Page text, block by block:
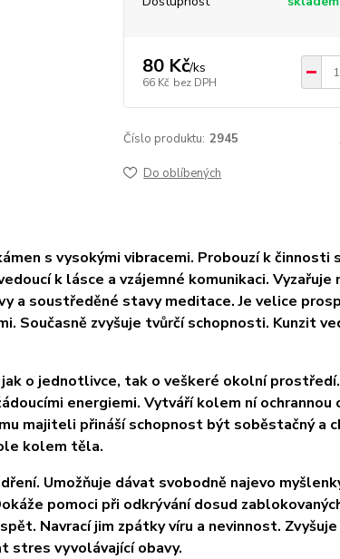
80 Kč/ks
66 Kč bez DPH
Číslo produktu: 2945
Do oblíbených
s vysokými vibracemi. Probouzí k činnosti
k lásce a vzájemné komunikaci.
a soustředěné stavy meditace. Je velice
Současně zvyšuje tvůrčí schopnosti. Kunzit
o jednotlivce, tak o veškeré okolní
energiemi. Vytváří kolem ní
majiteli přináší schopnost být soběstačný a
kolem těla.
Umožňuje dávat svobodně najevo
pomoci při odkrývání dosud
Navrací jim zpátky víru a nevinnost.
stres vyvolávající obavy.